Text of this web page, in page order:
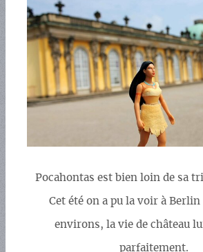
Pocahontas est bien loin de sa
Cet été on a pu la voir à Berlin
environs, la vie de château
parfaitement.